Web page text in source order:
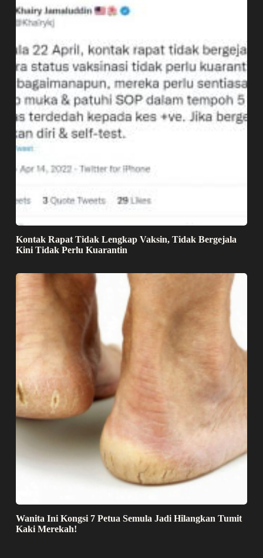
Kontak Rapat Tidak Lengkap Vaksin, Tidak Bergejala
Kini Tidak Perlu Kuarantin
Wanita Ini Kongsi 7 Petua Semula Jadi Hilangkan Tumit
Kaki Merekah!